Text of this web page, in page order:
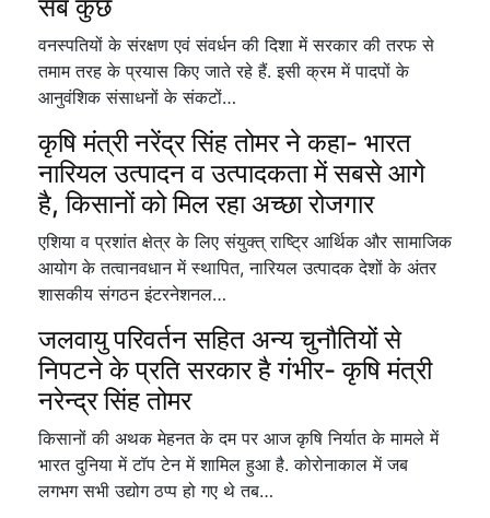
सब कुछ
वनस्पतियों के संरक्षण एवं संवर्धन की दिशा में सरकार की तरफ से
तमाम तरह के प्रयास किए जाते रहे हैं. इसी क्रम में पादपों के
आनुवंशिक संसाधनों के संकटों…
कृषि मंत्री नरेंद्र सिंह तोमर ने कहा- भारत
नारियल उत्पादन व उत्पादकता में सबसे आगे
है, किसानों को मिल रहा अच्छा रोजगार
एशिया व प्रशांत क्षेत्र के लिए संयुक्त् राष्ट्रि आर्थिक और सामाजिक
आयोग के तत्वानवधान में स्थापित, नारियल उत्पादक देशों के अंतर
शासकीय संगठन इंटरनेशनल…
जलवायु परिवर्तन सहित अन्य चुनौतियों से
निपटने के प्रति सरकार है गंभीर- कृषि मंत्री
नरेन्द्र सिंह तोमर
किसानों की अथक मेहनत के दम पर आज कृषि निर्यात के मामले में
भारत दुनिया में टॉप टेन में शामिल हुआ है. कोरोनाकाल में जब
लगभग सभी उद्योग ठप्प हो गए थे तब…